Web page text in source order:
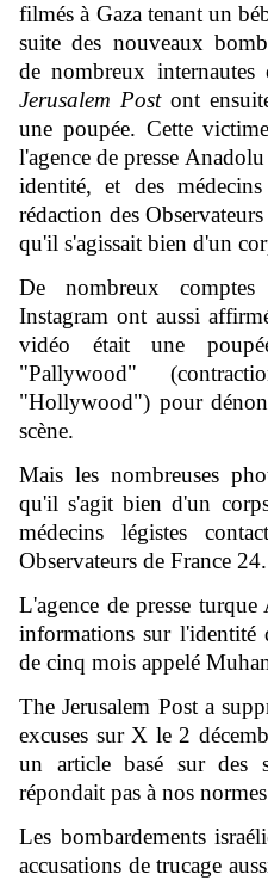
filmés à Gaza tenant un
suite des nouveaux
de nombreux
Jerusalem Postont
une poupée. Cette
l'agence de presse
identité, et des
rédaction des
qu'il s'agissait bien d'un
De nombreux
Instagram ont aussi
vidéo était une
"Pallywood"
"Hollywood") pour
scène.
Mais les nombreuses
qu'il s'agit bien d'un
médecins légistes
Observateurs de France 24.
L'agence de presse
informations sur l'identité
de cinq mois appelé
The Jerusalem Post a
excuses sur X le 2
un article basé sur des
répondait pas à nos
Les bombardements
accusations de trucage